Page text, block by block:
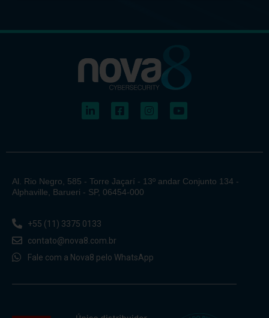
Al. Rio Negro, 585 - Torre Jaçarí - 13º andar Conjunto 134 -
Alphaville, Barueri - SP, 06454-000
+55 (11) 3375 0133
contato@nova8.com.br
Fale com a Nova8 pelo WhatsApp